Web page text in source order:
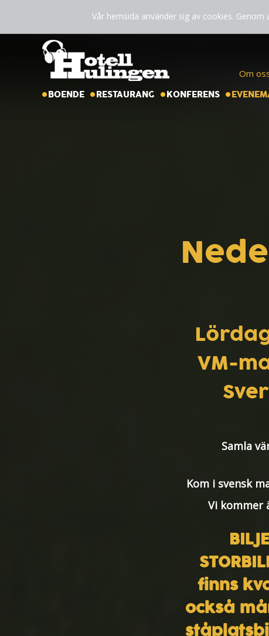
Om
BOENDE RESTAURANG KONFERENS
VM-
Samla
Kom i svensk
Vi kommer
finns
också
Vår hemsida använder sig av cookies.